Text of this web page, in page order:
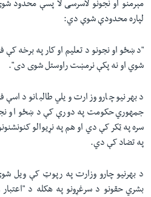
مېرمنو او نجونو لاسرسی لا پسې محدود
لپاره محدودې شوې دي:
"د ښځو او نجونو د تعلیم او کار په برخه کې
شوي او نه پکې نرمښت راوستل شوی دی".
د بهرنیو چارو وزارت ویلي طالبانو
جمهوري حکومت په دورې کې د ښځو او
سره په ټکر کې دي او هم په نړیوالو
په تضاد کې دي.
د بهرنیو چارو وزارت په رپوټ کې ویل
بشري حقونو د سرغړونو په هکله د